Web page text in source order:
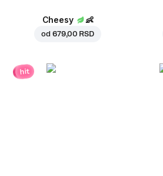
Cheesy 👶
od 679,00 RSD
hit